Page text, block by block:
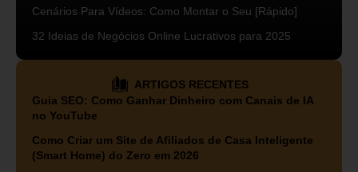
Cenários Para Vídeos: Como Montar o Seu [Rápido]
32 Ideias de Negócios Online Lucrativos para 2025
ARTIGOS RECENTES
Guia SEO: Como Ganhar Dinheiro com Canais de IA
no YouTube
Como Criar um Site de Afiliados de Casa Inteligente
(Smart Home) do Zero em 2026